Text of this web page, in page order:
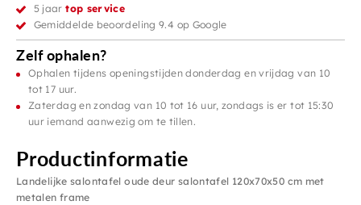
5 jaartop service
Gemiddelde beoordeling 9.4 op Google
Zelf ophalen?
Ophalen tijdens openingstijden donderdag en vrijdag van 10
tot 17 uur.
Zaterdag en zondag van 10 tot 16 uur, zondags is er tot 15:30
uur iemand aanwezig om te tillen.
Productinformatie
Landelijke salontafel oude deur salontafel 120x70x50 cm met
metalen frame